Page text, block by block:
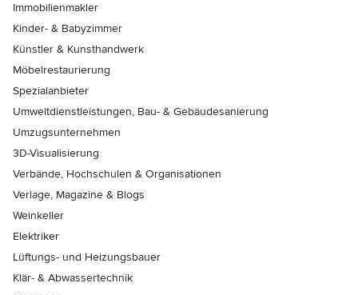
Immobilienmakler
Kinder- & Babyzimmer
Künstler & Kunsthandwerk
Möbelrestaurierung
Spezialanbieter
Umweltdienstleistungen, Bau- & Gebäudesanierung
Umzugsunternehmen
3D-Visualisierung
Verbände, Hochschulen & Organisationen
Verlage, Magazine & Blogs
Weinkeller
Elektriker
Lüftungs- und Heizungsbauer
Klär- & Abwassertechnik